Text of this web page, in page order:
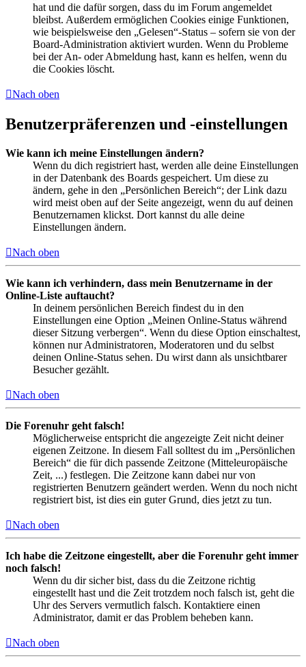
hat und die dafür sorgen, dass du im Forum angemeldet
bleibst. Außerdem ermöglichen Cookies einige Funktionen,
wie beispielsweise den „Gelesen“-Status – sofern sie von der
Board-Administration aktiviert wurden. Wenn du Probleme
bei der An- oder Abmeldung hast, kann es helfen, wenn du
die Cookies löscht.
Nach oben
Benutzerpräferenzen und -einstellungen
Wie kann ich meine Einstellungen ändern?
Wenn du dich registriert hast, werden alle deine Einstellungen
in der Datenbank des Boards gespeichert. Um diese zu
ändern, gehe in den „Persönlichen Bereich“; der Link dazu
wird meist oben auf der Seite angezeigt, wenn du auf deinen
Benutzernamen klickst. Dort kannst du alle deine
Einstellungen ändern.
Nach oben
Wie kann ich verhindern, dass mein Benutzername in der
Online-Liste auftaucht?
In deinem persönlichen Bereich findest du in den
Einstellungen eine Option „Meinen Online-Status während
dieser Sitzung verbergen“. Wenn du diese Option einschaltest,
können nur Administratoren, Moderatoren und du selbst
deinen Online-Status sehen. Du wirst dann als unsichtbarer
Besucher gezählt.
Nach oben
Die Forenuhr geht falsch!
Möglicherweise entspricht die angezeigte Zeit nicht deiner
eigenen Zeitzone. In diesem Fall solltest du im „Persönlichen
Bereich“ die für dich passende Zeitzone (Mitteleuropäische
Zeit, ...) festlegen. Die Zeitzone kann dabei nur von
registrierten Benutzern geändert werden. Wenn du noch nicht
registriert bist, ist dies ein guter Grund, dies jetzt zu tun.
Nach oben
Ich habe die Zeitzone eingestellt, aber die Forenuhr geht immer
noch falsch!
Wenn du dir sicher bist, dass du die Zeitzone richtig
eingestellt hast und die Zeit trotzdem noch falsch ist, geht die
Uhr des Servers vermutlich falsch. Kontaktiere einen
Administrator, damit er das Problem beheben kann.
Nach oben